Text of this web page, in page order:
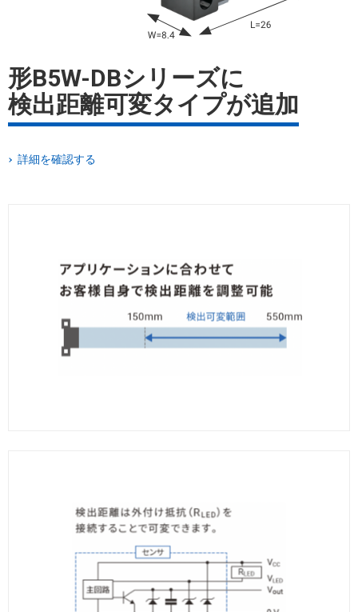
形B5W-DBシリーズに
検出距離可変タイプが追加
詳細を確認する